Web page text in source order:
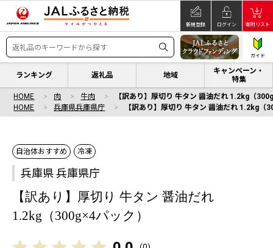
新規登録 ログイン 寄附リスト
ガイド
ランキング 返礼品 地域
キャンペーン・
特集
HOME 肉 牛肉
【訳あり】厚切り 牛タン 醤油だれ 1.2kg（
HOME
兵庫県兵庫県庁 【訳あり】厚切り 牛タン 醤油だれ 1.2kg（
自治体おすすめ 冷凍
兵庫県 兵庫県庁
【訳あり】厚切り 牛タン 醤油だれ
1.2kg（300g×4パック）